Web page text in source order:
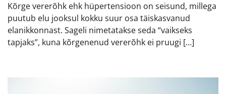
Kõrge vererõhk ehk hüpertensioon on seisund, millega
puutub elu jooksul kokku suur osa täiskasvanud
elanikkonnast. Sageli nimetatakse seda “vaikseks
tapjaks”, kuna kõrgenenud vererõhk ei pruugi […]